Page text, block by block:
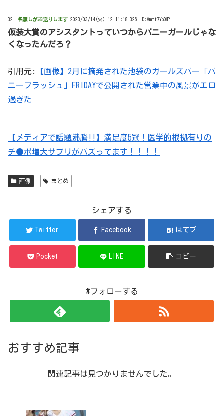
32: 名無しがお送りします 2023/03/14(火) 12:11:18.326 ID:Vmmt7YbOMPi
仮装大賞のアシスタントっていつからバニーガールじゃな
くなったんだろ？
引用元:
【画像】2月に摘発された池袋のガールズバー「バ
ニーフラッシュ」FRIDAYで公開された営業中の風景がエロ
過ぎた
【メディアで話題沸騰!!】満足度5冠！医学的根拠有りの
チ●ポ増大サプリがバズってます！！！！
画像 まとめ
シェアする
Twitter Facebook はてブ
Pocket LINE コピー
#フォローする
おすすめ記事
関連記事は見つかりませんでした。